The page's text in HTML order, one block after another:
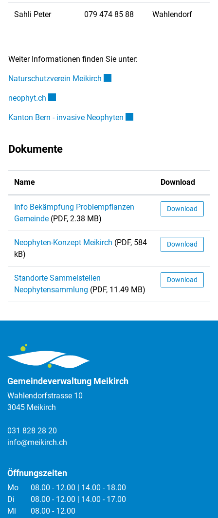
Sahli Peter 079 474 85 88 Wahlendorf
Weiter Informationen finden Sie unter:
Naturschutzverein Meikirch
neophyt.ch
Kanton Bern - invasive Neophyten
Dokumente
Name Download
Info Bekämpfung Problempflanzen
Gemeinde (PDF, 2.38 MB)
Download
Neophyten-Konzept Meikirch (PDF, 584
kB)
Download
Standorte Sammelstellen
Neophytensammlung (PDF, 11.49 MB)
Download
Gemeindeverwaltung Meikirch
Wahlendorfstrasse 10
3045 Meikirch
031 828 28 20
info@meikirch.ch
Öffnungszeiten
Mo
08.00 - 12.00 | 14.00 - 18.00
Di
08.00 - 12.00 | 14.00 - 17.00
Mi
08.00 - 12.00